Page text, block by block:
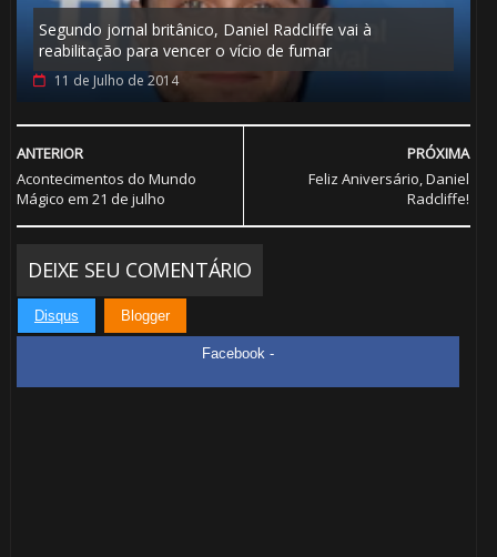
Segundo jornal britânico, Daniel Radcliffe vai à
reabilitação para vencer o vício de fumar
11 de Julho de 2014
PRÓXIMA
Feliz Aniversário, Daniel
Radcliffe!
ANTERIOR
Acontecimentos do Mundo
Mágico em 21 de julho
DEIXE SEU COMENTÁRIO
Disqus Blogger
Facebook -